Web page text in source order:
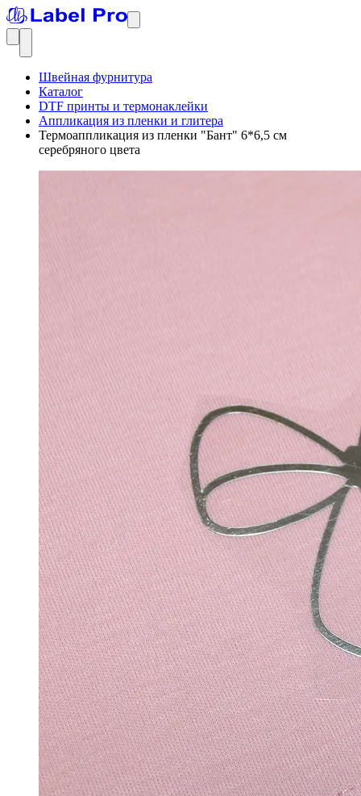
Швейная фурнитура
Каталог
DTF принты и термонаклейки
Аппликация из пленки и глитера
Термоаппликация из пленки "Бант" 6*6,5 см
серебряного цвета